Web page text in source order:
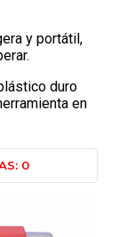
y portátil,
duro
en
0